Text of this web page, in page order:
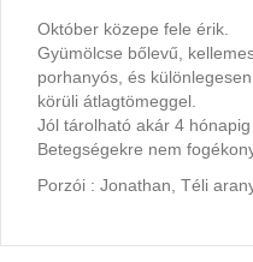
Október közepe fele érik.
Gyümölcse bőlevű,
porhanyós, és
körüli átlagtömeggel.
Jól tárolható akár 4 hónapig
Betegségekre nem
Porzói : Jonathan, Téli